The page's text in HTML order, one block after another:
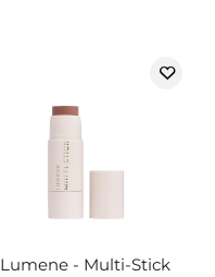
Lumene - Multi-Stick